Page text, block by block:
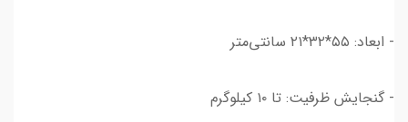
- ابعاد: ۵۵*۳۲*۲۱ سانتی‌متر
- گنجایش ظرفیت: تا ۱۰ کیلوگرم